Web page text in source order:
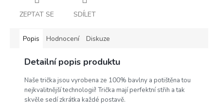
ZEPTAT SE SDÍLET
Popis Hodnocení Diskuze
Detailní popis produktu
Naše trička jsou vyrobena ze 100% bavlny a potištěna tou
nejkvalitnější technologií! Trička mají perfektní střih a tak
skvěle sedí zkrátka každé postavě.